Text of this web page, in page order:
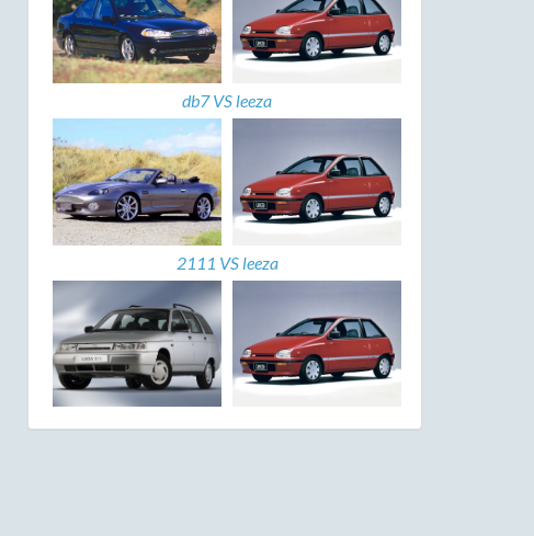
db7 VS leeza
2111 VS leeza